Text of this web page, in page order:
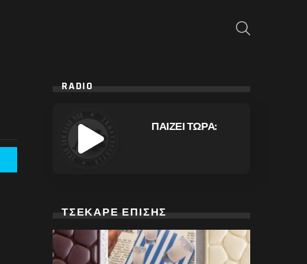
RADIO
ΠΑΙΖΕΙ ΤΩΡΑ:
ΤΣΕΚΑΡΕ ΕΠΙΣΗΣ